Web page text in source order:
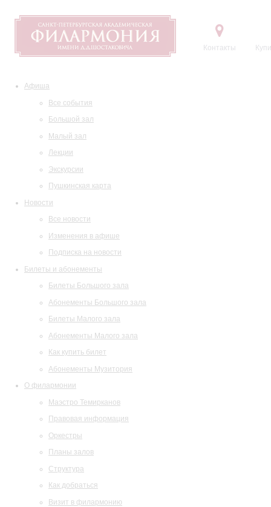
Контакты
Афиша
Все события
Большой зал
Малый зал
Лекции
Экскурсии
Пушкинская карта
Новости
Все новости
Изменения в афише
Подписка на новости
Билеты и абонементы
Билеты Большого зала
Абонементы Большого зала
Билеты Малого зала
Абонементы Малого зала
Как купить билет
Абонементы Музитория
О филармонии
Маэстро Темирканов
Правовая информация
Оркестры
Планы залов
Структура
Как добраться
Визит в филармонию